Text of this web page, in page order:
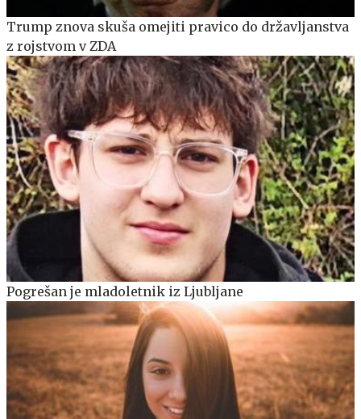
Trump znova skuša omejiti pravico do državljanstva
z rojstvom v ZDA
Pogrešan je mladoletnik iz Ljubljane